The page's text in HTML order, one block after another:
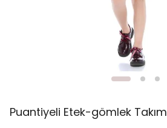
Puantiyeli Etek-gömlek Takım